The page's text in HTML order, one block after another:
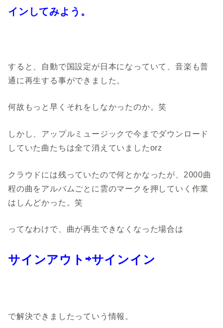
インしてみよう。
すると、自動で国設定が日本になっていて、音楽も普
通に再生する事ができました。
何故もっと早くそれをしなかったのか。笑
しかし、アップルミュージックで今までダウンロード
していた曲たちは全て消えていましたorz
クラウドには残っていたので何とかなったが、2000曲
程の曲をアルバムごとに雲のマークを押していく作業
はしんどかった。笑
ってなわけで、曲が再生できなくなった場合は
サインアウト⇨サインイン
で解決できましたっていう情報。